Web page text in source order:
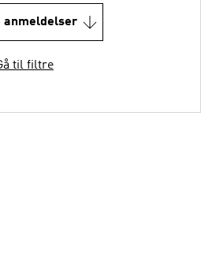
anmeldelser
til filtre